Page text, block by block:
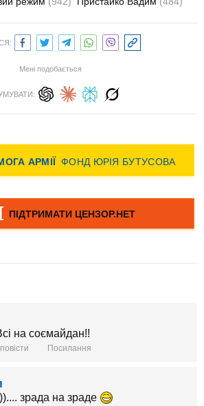
Мені подобається
на соємайдан!!
Посилання
зрада на зраде